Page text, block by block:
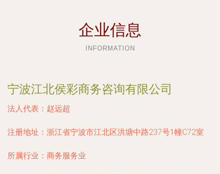
企业信息
INFORMATION
宁波江北侯彩商务咨询有限公司
法人代表： 赵远超
注册地址： 浙江省宁波市江北区洪塘中路237号1幢C72室
所属行业： 商务服务业